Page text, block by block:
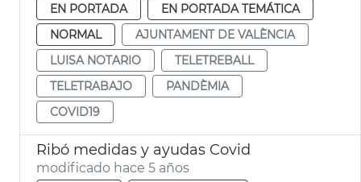
EN PORTADA
EN PORTADA TEMÁTICA
NORMAL
AJUNTAMENT DE VALÈNCIA
LUISA NOTARIO
TELETREBALL
TELETRABAJO
PANDÈMIA
COVID19
Ribó medidas y ayudas Covid
modificado hace 5 años